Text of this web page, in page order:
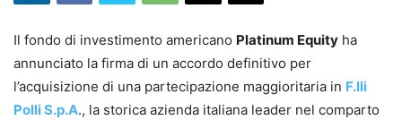
Il fondo di investimento americano Platinum Equity ha
annunciato la firma di un accordo definitivo per
l’acquisizione di una partecipazione maggioritaria in F.lli
Polli S.p.A., la storica azienda italiana leader nel comparto